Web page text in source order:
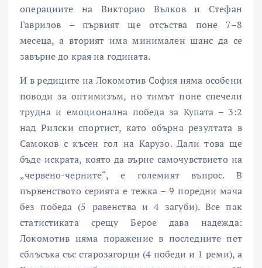
операциите на Викторио Вълков и Стефан
Гаврилов – първият ще отсъства поне 7–8
месеца, а вторият има минимален шанс да се
завърне до края на годината.
И в редиците на Локомотив София няма особени
поводи за оптимизъм, но тимът поне спечели
трудна и емоционална победа за Купата – 3:2
над Рилски спортист, като обърна резултата в
Самоков с късен гол на Карузо. Дали това ще
бъде искрата, която да върне самочувствието на
„червено-черните“, е големият въпрос. В
първенството серията е тежка – 9 поредни мача
без победа (5 равенства и 4 загуби). Все пак
статистиката срещу Берое дава надежда:
Локомотив няма поражение в последните пет
сблъсъка със старозагорци (4 победи и 1 реми), а